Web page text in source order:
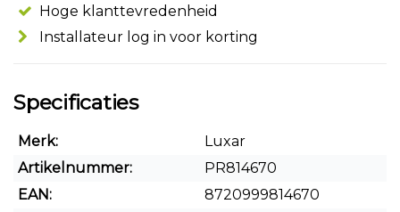
Hoge klanttevredenheid
Installateur log in voor korting
Specificaties
Merk:
Luxar
Artikelnummer:
PR814670
EAN:
8720999814670